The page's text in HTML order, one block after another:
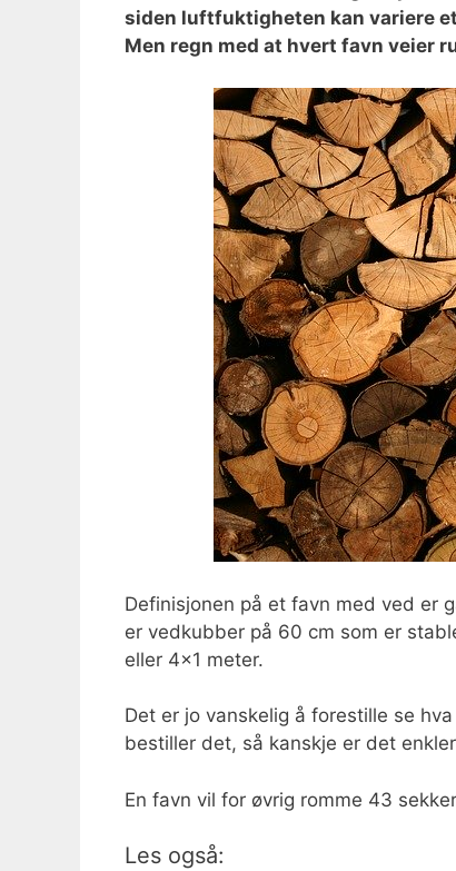
siden luftfuktigheten kan variere
Men regn med at hvert favn veier
Definisjonen på et favn med ved er
er vedkubber på 60 cm som er
eller 4×1 meter.
Det er jo vanskelig å forestille se
bestiller det, så kanskje er det
En favn vil for øvrig romme 43
Les også: